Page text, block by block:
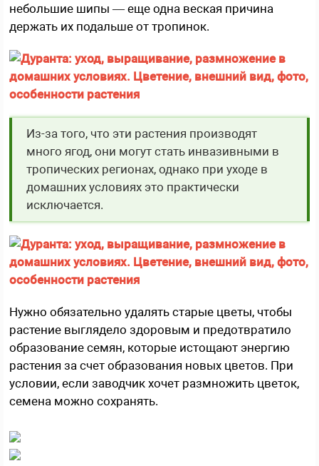
небольшие шипы — еще одна веская причина
держать их подальше от тропинок.
Из-за того, что эти растения производят
много ягод, они могут стать инвазивными в
тропических регионах, однако при уходе в
домашних условиях это практически
исключается.
Нужно обязательно удалять старые цветы, чтобы
растение выглядело здоровым и предотвратило
образование семян, которые истощают энергию
растения за счет образования новых цветов. При
условии, если заводчик хочет размножить цветок,
семена можно сохранять.